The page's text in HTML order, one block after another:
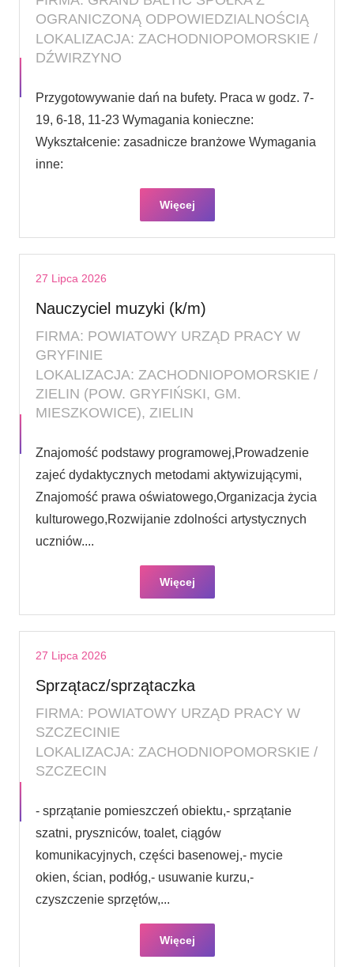
OGRANICZONĄ ODPOWIEDZIALNOŚCIĄ
LOKALIZACJA: ZACHODNIOPOMORSKIE /
DŹWIRZYNO
Przygotowywanie dań na bufety. Praca w godz. 7-
19, 6-18, 11-23 Wymagania konieczne:
Wykształcenie: zasadnicze branżowe Wymagania
inne:
Więcej
27 Lipca 2026
Nauczyciel muzyki (k/m)
FIRMA: POWIATOWY URZĄD PRACY W
GRYFINIE
LOKALIZACJA: ZACHODNIOPOMORSKIE /
ZIELIN (POW. GRYFIŃSKI, GM.
MIESZKOWICE), ZIELIN
Znajomość podstawy programowej,Prowadzenie
zajeć dydaktycznych metodami aktywizującymi,
Znajomość prawa oświatowego,Organizacja życia
kulturowego,Rozwijanie zdolności artystycznych
uczniów....
Więcej
27 Lipca 2026
Sprzątacz/sprzątaczka
FIRMA: POWIATOWY URZĄD PRACY W
SZCZECINIE
LOKALIZACJA: ZACHODNIOPOMORSKIE /
SZCZECIN
- sprzątanie pomieszczeń obiektu,- sprzątanie
szatni, pryszniców, toalet, ciągów
komunikacyjnych, części basenowej,- mycie
okien, ścian, podłóg,- usuwanie kurzu,-
czyszczenie sprzętów,...
Więcej